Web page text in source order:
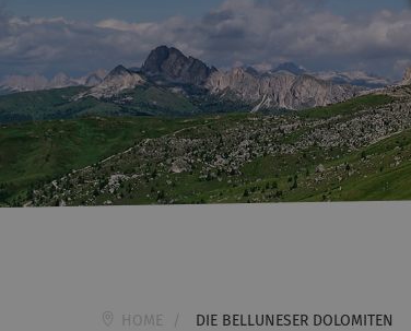
HOME / DIE BELLUNESER DOLOMITEN